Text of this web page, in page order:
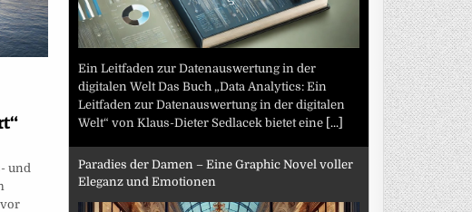
und
Ein Leitfaden zur Datenauswertung in der
digitalen Welt Das Buch „Data Analytics: Ein
Leitfaden zur Datenauswertung in der digitalen
Welt“ von Klaus-Dieter Sedlacek bietet eine [...]
Paradies der Damen – Eine Graphic Novel voller
Eleganz und Emotionen